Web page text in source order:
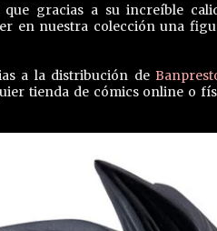
gracias a su increíble
en nuestra colección una
a la distribución de
tienda de cómics online o